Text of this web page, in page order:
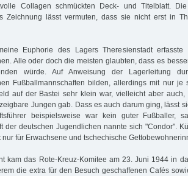
Collagen schmückten Deck- und Titelblatt.
Zeichnung lässt vermuten, dass sie nicht erst in
Euphorie des Lagers Theresienstadt
Alle oder doch die meisten glaubten, dass es
würde. Auf Anweisung der Lagerleitung
Fußballmannschaften bilden, allerdings mit nur je
auf der Bastei sehr klein war, vielleicht aber
Jungen gab. Dass es auch darum ging, lässt
beispielsweise war kein guter Fußballer,
der deutschen Jugendlichen nannte sich "Condor".
nur für Erwachsene und tschechische
kam das Rote-Kreuz-Komitee am 23. Juni 1944 in
die extra für den Besuch geschaffenen Cafés